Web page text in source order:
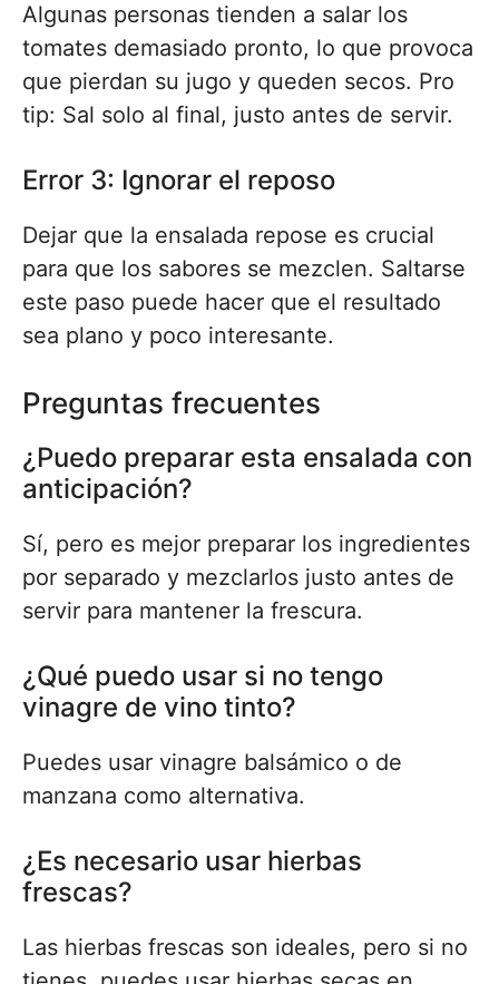
Algunas personas tienden a salar los
tomates demasiado pronto, lo que provoca
que pierdan su jugo y queden secos. Pro
tip: Sal solo al final, justo antes de servir.
Error 3: Ignorar el reposo
Dejar que la ensalada repose es crucial
para que los sabores se mezclen. Saltarse
este paso puede hacer que el resultado
sea plano y poco interesante.
Preguntas frecuentes
¿Puedo preparar esta ensalada con
anticipación?
Sí, pero es mejor preparar los ingredientes
por separado y mezclarlos justo antes de
servir para mantener la frescura.
¿Qué puedo usar si no tengo
vinagre de vino tinto?
Puedes usar vinagre balsámico o de
manzana como alternativa.
¿Es necesario usar hierbas
frescas?
Las hierbas frescas son ideales, pero si no